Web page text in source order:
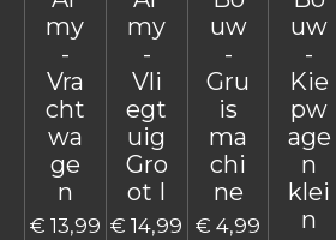
my
-
Vra
cht
wa
ge
n
€ 13,99
my
-
Vli
egt
uig
Gro
ot I
€ 14,99
uw
-
Gru
is
ma
chi
ne
€ 4,99
uw
-
Kie
pw
age
n
klei
n